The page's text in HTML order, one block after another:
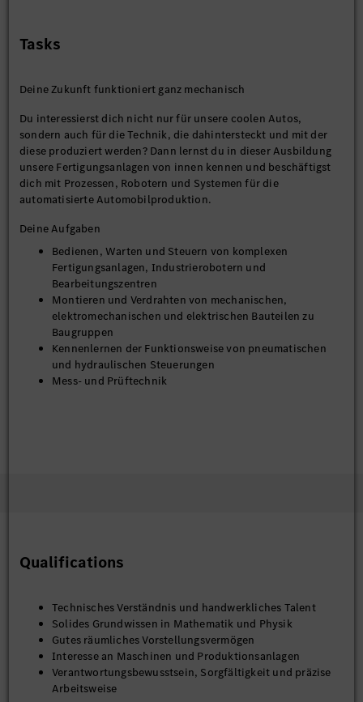
Tasks
Deine Zukunft funktioniert ganz mechanisch
Du interessierst dich nicht nur für unsere coolen Autos,
sondern auch für die Technik, die dahintersteckt und mit der
diese produziert werden? Dann lernst du in dieser Ausbildung
unsere Fertigungsanlagen von innen kennen und beschäftigst
dich mit Prozessen, Robotern und Systemen für die
automatisierte Automobilproduktion.
Deine Aufgaben
Bedienen, Warten und Steuern von komplexen
Fertigungsanlagen, Industrierobotern und
Bearbeitungszentren
Montieren und Verdrahten von mechanischen,
elektromechanischen und elektrischen Bauteilen zu
Baugruppen
Kennenlernen der Funktionsweise von pneumatischen
und hydraulischen Steuerungen
Mess- und Prüftechnik
Qualifications
Technisches Verständnis und handwerkliches Talent
Solides Grundwissen in Mathematik und Physik
Gutes räumliches Vorstellungsvermögen
Interesse an Maschinen und Produktionsanlagen
Verantwortungsbewusstsein, Sorgfältigkeit und präzise
Arbeitsweise